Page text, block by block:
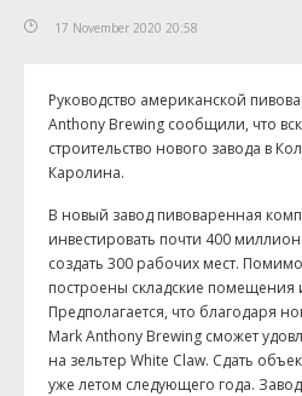
17 November 2020 20:58
Руководство американской
Anthony Brewing сообщили, что
строительство нового завода в
Каролина.
В новый завод пивоваренная
инвестировать почти 400
создать 300 рабочих мест.
построены складские помещения
Предполагается, что благодаря
Mark Anthony Brewing сможет
на зельтер White Claw. Сдать
уже летом следующего года.